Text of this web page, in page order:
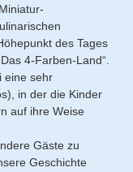
des Tages
4-Farben-Land“.
eine sehr
in der die Kinder
auf ihre Weise
Gäste zu
Geschichte